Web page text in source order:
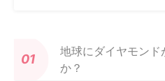
地球にダイヤモン
か？